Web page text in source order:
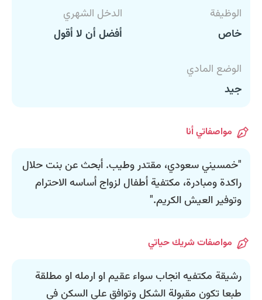
الوظيفة
خاص
الدخل الشهري
أفضل أن لا أقول
الوضع المادي
جيد
مواصفاتي أنا
"خمسيني سعودي، مقتدر وطيب. أبحث عن بنت حلال
راكدة ومبادرة، مكتفية أطفال لزواج أساسه الاحترام
وتوفير العيش الكريم."
مواصفات شريك حياتي
رشيقة مكتفيه انجاب سواء عقيم او ارمله او مطلقة
طبعا تكون مقبولة الشكل وتوافق على السكن في